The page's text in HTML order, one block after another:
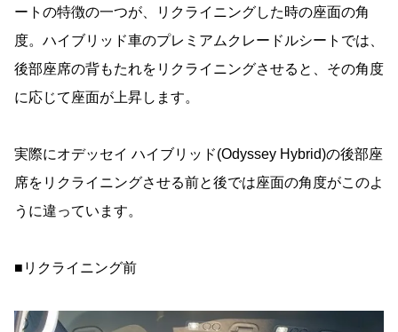
ートの特徴の一つが、リクライニングした時の座面の角
度。ハイブリッド車のプレミアムクレードルシートでは、
後部座席の背もたれをリクライニングさせると、その角度
に応じて座面が上昇します。
実際にオデッセイ ハイブリッド(Odyssey Hybrid)の後部座
席をリクライニングさせる前と後では座面の角度がこのよ
うに違っています。
■リクライニング前